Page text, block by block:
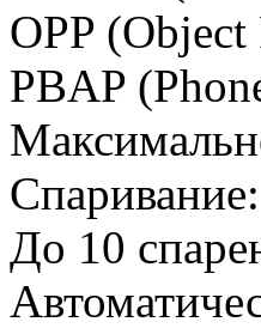
OPP
PBAP
До 10